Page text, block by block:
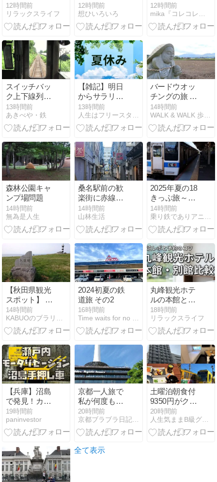
いは？最新オ
ールインクル
ーシブか伝統
底比較
12時間前
リラックスライフ
った。その６
12時間前
想ひいろいろ
が咲く美しい
マンホールを
発見！嘉島町
つけた隠れた
映えスポット
12時間前
スイッチバッ
ク上下線列車
並走（二本木
駅）
13時間前
あきべや・鉄
【雑記】明日
からサラリー
マン最後のお
盆休み！社畜
最後の夏の想
13時間前
バードウオッ
チングの旅 阿
蘇西国三十三
ヶ所観音霊場
巡り 4日目
14時間前
WALK & WALK 歩け！ そして歩け！
森林公園キャ
ンプ場問題
14時間前
無為是人生
桑名駅前の歓
楽街に赤線街
「桑陽園」の
名残りがある
か！？
14時間前
山林生活
2025年夏の18
きっぷ旅～九
州脱出！
14時間前
【秋田県観光
スポット】 男
鹿市 入道崎を
ご紹介！🏖️
14時間前
KABUOのブラリ放浪記
2024初夏の鉄
道旅 その2
16時間前
Time waits for no one
丸峰観光ホテ
ルの本館と別
館の違いで迷
う方必見！実
体験から分か
と予約のコツ
18時間前
リラックスライフ
【兵庫】沼島
で発見！カラ
フルな手押し
車と「瀬戸内
モータリゼー
力
19時間前
paninvestor
京都一人旅で
私が何度も泊
まるホテル
20時間前
京都ブラブラ日記 〜京都写真ブログ〜
土曜泊朝食付
9350円がクー
ポンポイント
で実質3000
円！天文館最
20時間前
人生気ままB級グルメで〜アラフィフおっさんセミリタイア放浪記
全て表示